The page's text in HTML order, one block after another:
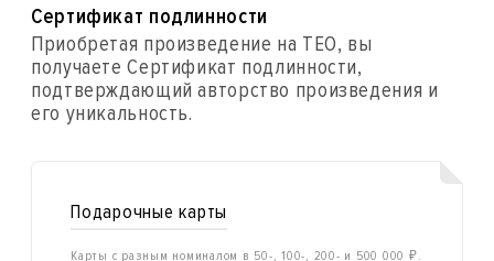
Сертификат подлинности
Приобретая произведение на ТЕО, вы
получаете Сертификат подлинности,
подтверждающий авторство произведения и
его уникальность.
Подарочные карты
Карты с разным номиналом в 50-, 100-, 200- и 500 000 ₽.